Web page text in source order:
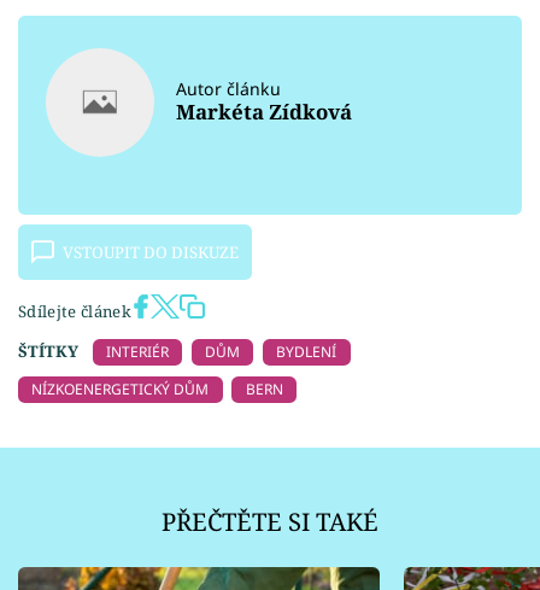
Autor článku
Markéta Zídková
VSTOUPIT DO DISKUZE
Sdílejte článek
ŠTÍTKY
INTERIÉR DŮM
BYDLENÍ
NÍZKOENERGETICKÝ DŮM
BERN
PŘEČTĚTE SI TAKÉ